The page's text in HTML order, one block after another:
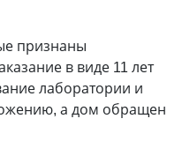
признаны
в виде 11 лет
лаборатории и
а дом обращен